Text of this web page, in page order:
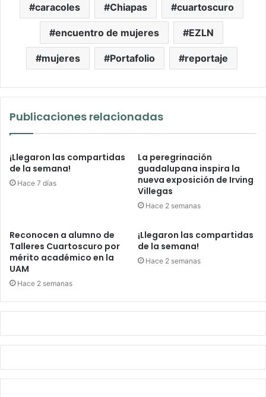
caracoles Chiapas cuartoscuro
encuentro de mujeres EZLN
mujeres Portafolio reportaje
Publicaciones relacionadas
¡Llegaron las compartidas
de la semana!
Hace 7 días
La peregrinación
guadalupana inspira la
nueva exposición de Irving
Villegas
Hace 2 semanas
Reconocen a alumno de
Talleres Cuartoscuro por
mérito académico en la
UAM
Hace 2 semanas
¡Llegaron las compartidas
de la semana!
Hace 2 semanas